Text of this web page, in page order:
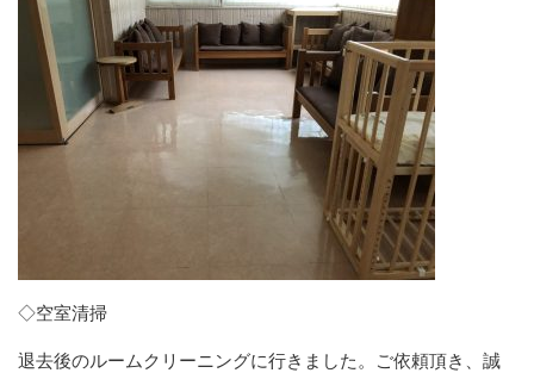
◇空室清掃
退去後のルームクリーニングに行きました。ご依頼頂き、誠